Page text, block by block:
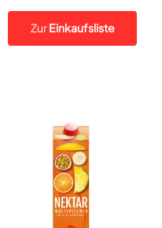
ZurEinkaufsliste